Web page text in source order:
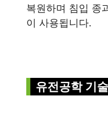
복원하며 침입 종
이 사용됩니다.
유전공학 기술